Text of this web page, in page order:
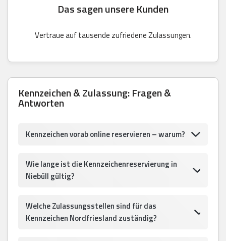
Das sagen unsere Kunden
Vertraue auf tausende zufriedene Zulassungen.
Kennzeichen & Zulassung: Fragen &
Antworten
Kennzeichen vorab online reservieren – warum?
Wie lange ist die Kennzeichenreservierung in
Niebüll gültig?
Welche Zulassungsstellen sind für das
Kennzeichen Nordfriesland zuständig?